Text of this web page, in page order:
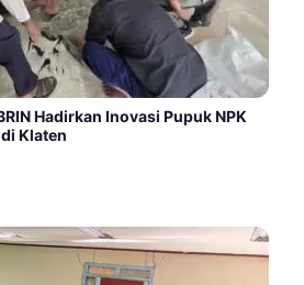
Hadirkan Inovasi Pupuk NPK
Klaten